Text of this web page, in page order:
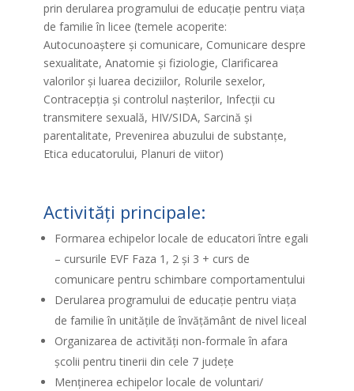
prin derularea programului de educație pentru viața
de familie în licee (temele acoperite:
Autocunoaștere și comunicare, Comunicare despre
sexualitate, Anatomie și fiziologie, Clarificarea
valorilor și luarea deciziilor, Rolurile sexelor,
Contracepția și controlul nașterilor, Infecții cu
transmitere sexuală, HIV/SIDA, Sarcină și
parentalitate, Prevenirea abuzului de substanțe,
Etica educatorului, Planuri de viitor)
Activități principale:
Formarea echipelor locale de educatori între egali
– cursurile EVF Faza 1, 2 și 3 + curs de
comunicare pentru schimbare comportamentului
Derularea programului de educație pentru viața
de familie în unitățile de învățământ de nivel liceal
Organizarea de activități non-formale în afara
școlii pentru tinerii din cele 7 județe
Menținerea echipelor locale de voluntari/